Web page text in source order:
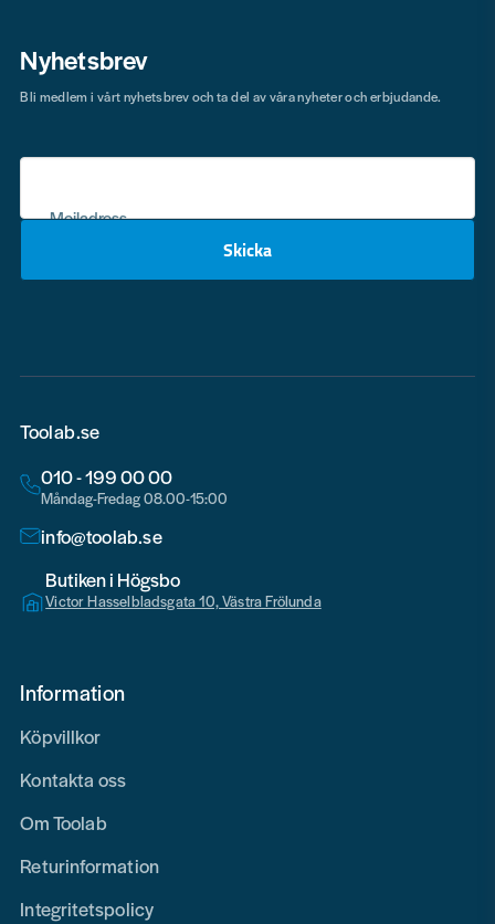
Nyhetsbrev
Mejladress
Skicka
Bli medlem i vårt nyhetsbrev och ta del av våra nyheter och erbjudande.
Toolab.se
010 - 199 00 00
Måndag-Fredag 08.00-15:00
info@toolab.se
Butiken i Högsbo
Victor Hasselbladsgata 10, Västra Frölunda
Information
Köpvillkor
Kontakta oss
Om Toolab
Returinformation
Integritetspolicy